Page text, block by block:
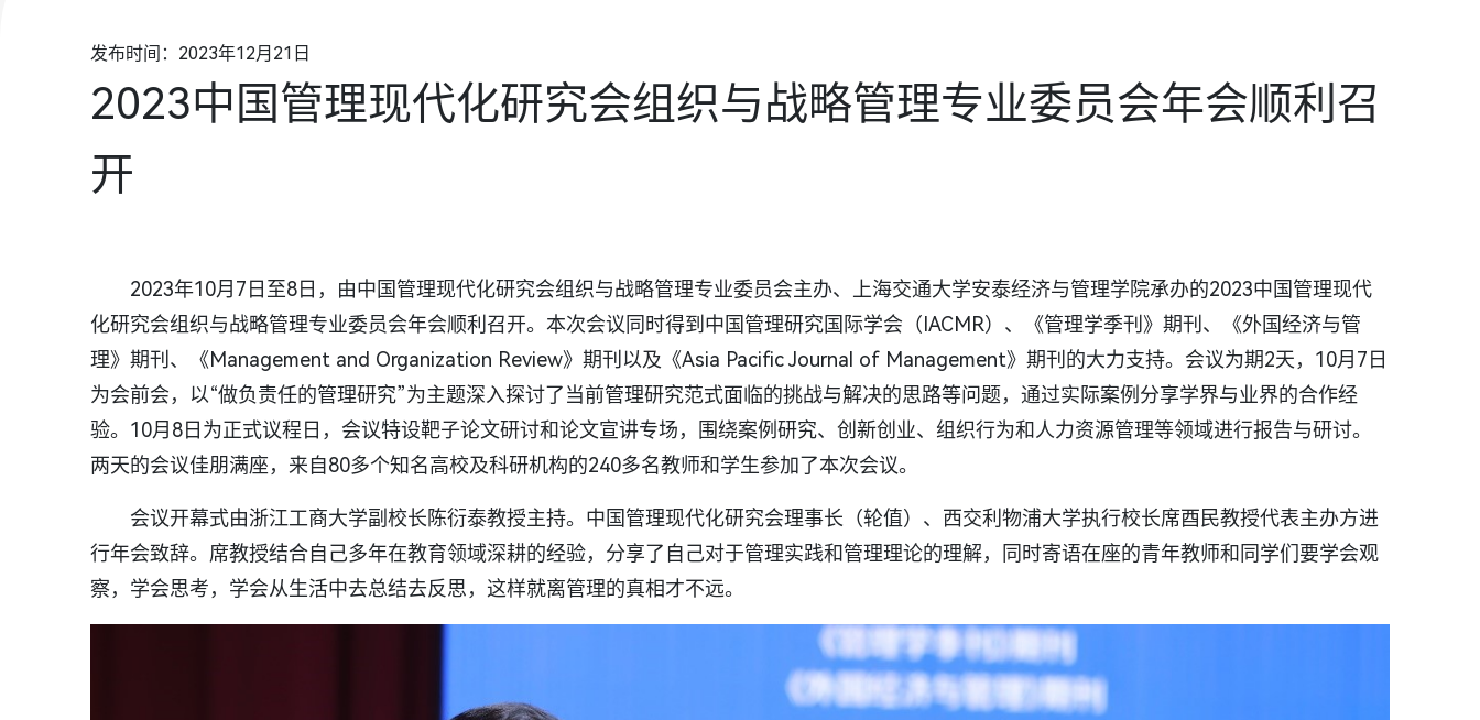
发布时间：2023年12月21日
2023中国管理现代化研究会组织与战略管理专业委员会年会顺利召
开
2023年10月7日至8日，由中国管理现代化研究会组织与战略管理专业委员会主办、上海交通大学安泰经济与管理学院承办的2023中国管理现代
化研究会组织与战略管理专业委员会年会顺利召开。本次会议同时得到中国管理研究国际学会（IACMR）、《管理学季刊》期刊、《外国经济与管
理》期刊、《Management and Organization Review》期刊以及《Asia Pacific Journal of Management》期刊的大力支持。会议为期2天，10月7日
为会前会，以“做负责任的管理研究”为主题深入探讨了当前管理研究范式面临的挑战与解决的思路等问题，通过实际案例分享学界与业界的合作经
验。10月8日为正式议程日，会议特设靶子论文研讨和论文宣讲专场，围绕案例研究、创新创业、组织行为和人力资源管理等领域进行报告与研讨。
两天的会议佳朋满座，来自80多个知名高校及科研机构的240多名教师和学生参加了本次会议。
会议开幕式由浙江工商大学副校长陈衍泰教授主持。中国管理现代化研究会理事长（轮值）、西交利物浦大学执行校长席酉民教授代表主办方进
行年会致辞。席教授结合自己多年在教育领域深耕的经验，分享了自己对于管理实践和管理理论的理解，同时寄语在座的青年教师和同学们要学会观
察，学会思考，学会从生活中去总结去反思，这样就离管理的真相才不远。